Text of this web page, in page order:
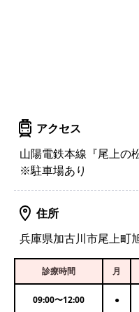
アクセス
山陽電鉄本線『尾上の
※駐車場あり
住所
兵庫県加古川市尾上町
診療時間 月
09:00〜12:00 ●